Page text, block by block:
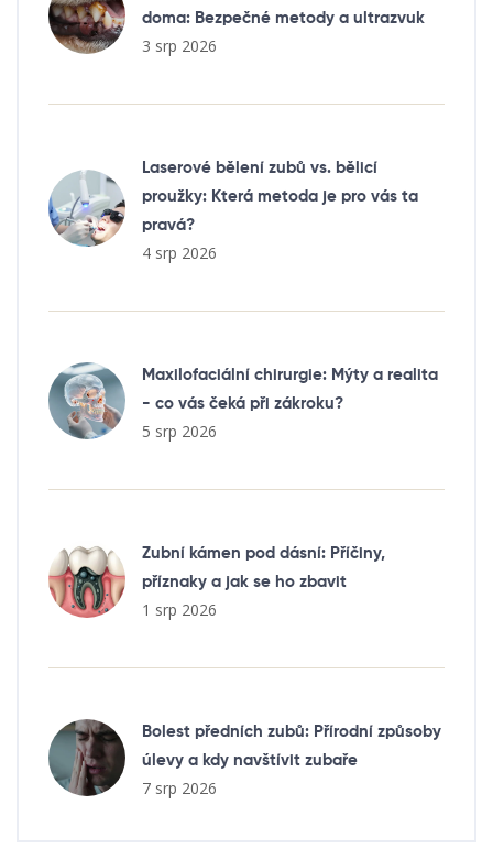
doma: Bezpečné metody a ultrazvuk
3 srp 2026
Laserové bělení zubů vs. bělicí
proužky: Která metoda je pro vás ta
pravá?
4 srp 2026
Maxilofaciální chirurgie: Mýty a realita
- co vás čeká při zákroku?
5 srp 2026
Zubní kámen pod dásní: Příčiny,
příznaky a jak se ho zbavit
1 srp 2026
Bolest předních zubů: Přírodní způsoby
úlevy a kdy navštívit zubaře
7 srp 2026